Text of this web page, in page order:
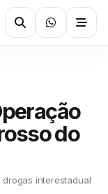
do
interestadual